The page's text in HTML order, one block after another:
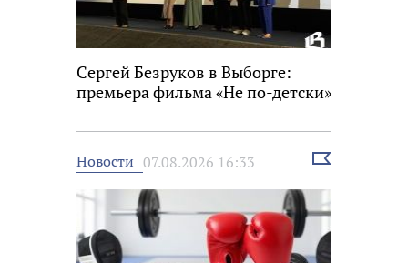
Сергей Безруков в Выборге:
премьера фильма «Не по-детски»
Новости 07.08.2026 16:33
Выбрать